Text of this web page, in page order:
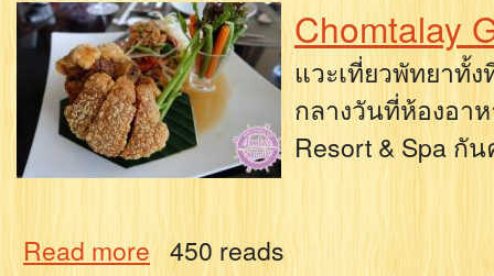
Chomtalay
แวะเที่ยวพัทยาทั้ง
กลางวันที่ห้องอา
Resort & Spa กัน
Read more 450 reads